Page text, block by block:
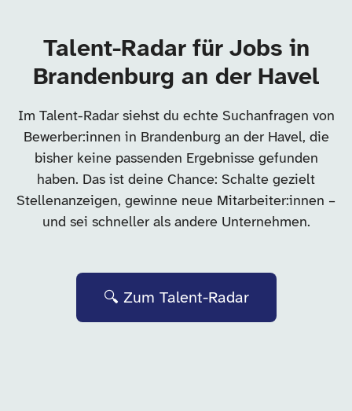
Talent-Radar für Jobs in
Brandenburg an der Havel
Im Talent-Radar siehst du echte Suchanfragen von
Bewerber:innen in Brandenburg an der Havel, die
bisher keine passenden Ergebnisse gefunden
haben. Das ist deine Chance: Schalte gezielt
Stellenanzeigen, gewinne neue Mitarbeiter:innen –
und sei schneller als andere Unternehmen.
🔍 Zum Talent-Radar